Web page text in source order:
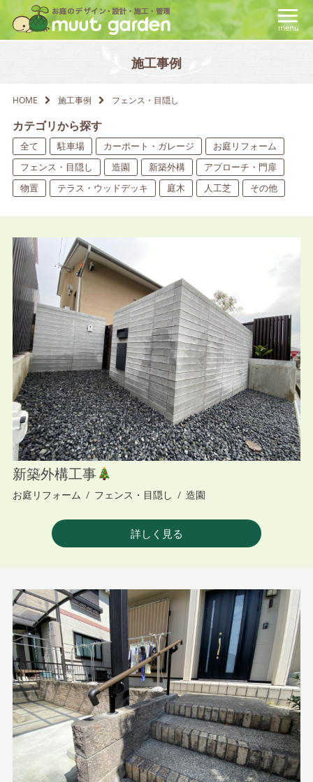
menu
施工事例
HOME 施工事例 フェンス・目隠し
カテゴリから探す
全て 駐車場 カーポート・ガレージ
お庭リフォーム
フェンス・目隠し
造園 新築外構
アプローチ・門扉
物置
テラス・ウッドデッキ 庭木 人工芝 その他
新築外構工事
お庭リフォーム / フェンス・目隠し / 造園
詳しく見る